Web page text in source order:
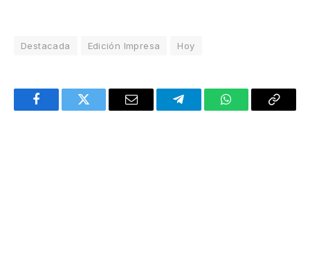
Destacada Edición Impresa Hoy
FacebookTwitter Email TelegramWhatsAppCopy